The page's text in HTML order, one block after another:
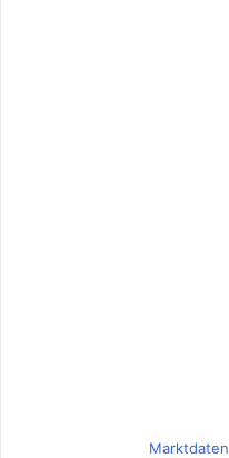
Marktdaten